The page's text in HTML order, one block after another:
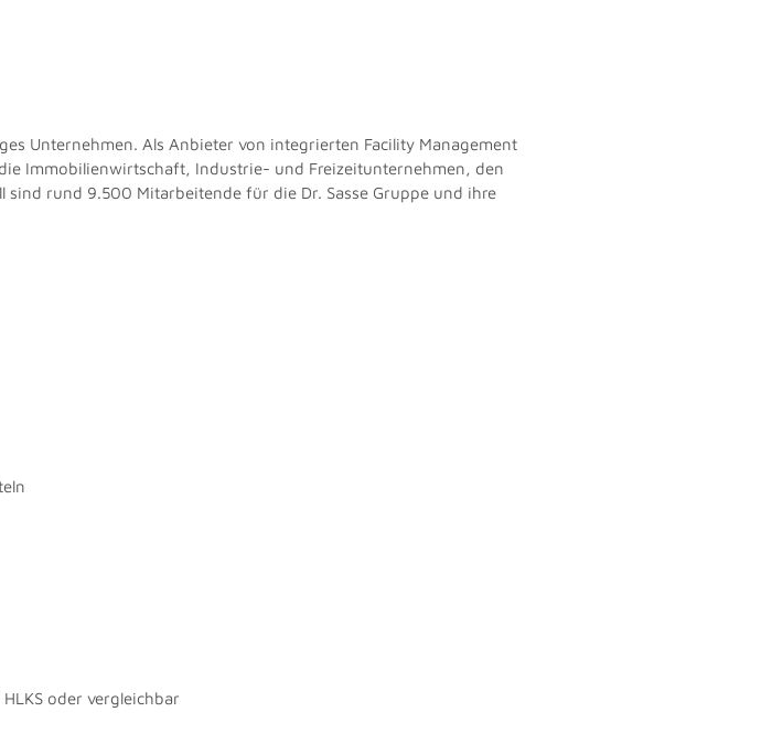
Unternehmen. Als Anbieter von integrierten Facility Management
Immobilienwirtschaft, Industrie- und Freizeitunternehmen, den
rund 9.500 Mitarbeitende für die Dr. Sasse Gruppe und ihre
oder vergleichbar